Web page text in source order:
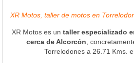
XR Motos, taller de motos en
XR Motos es un taller especializado
cerca de Alcorcón ,
Torrelodones a 26.71 Kms.